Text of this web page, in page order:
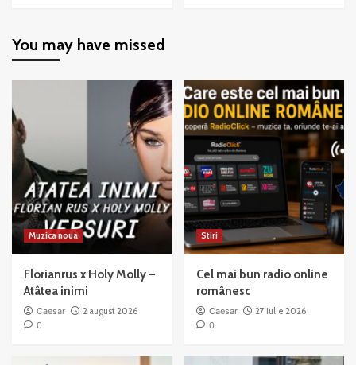
–
Jazz
You may have missed
Muzica noua
Florianrus x Holy Molly –
Atâtea inimi
Caesar
2 august 2026
0
Stiri
Cel mai bun radio online
românesc
Caesar
27 iulie 2026
0